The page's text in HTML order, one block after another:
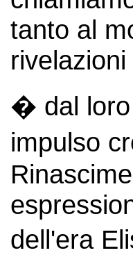
tanto al
� dal loro
impulso
dell'era